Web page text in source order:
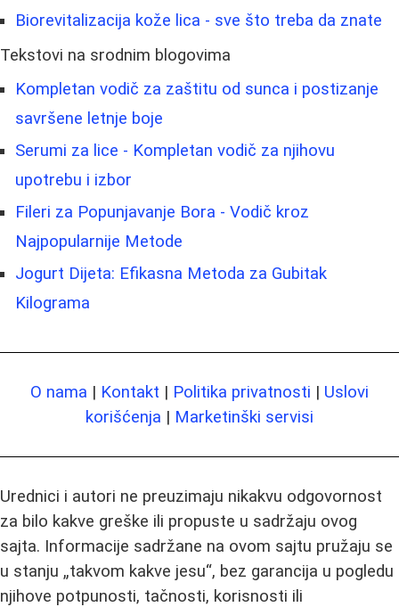
Biorevitalizacija kože lica - sve što treba da znate
Tekstovi na srodnim blogovima
Kompletan vodič za zaštitu od sunca i postizanje
savršene letnje boje
Serumi za lice - Kompletan vodič za njihovu
upotrebu i izbor
Fileri za Popunjavanje Bora - Vodič kroz
Najpopularnije Metode
Jogurt Dijeta: Efikasna Metoda za Gubitak
Kilograma
O nama | Kontakt | Politika privatnosti | Uslovi
korišćenja | Marketinški servisi
Urednici i autori ne preuzimaju nikakvu odgovornost
za bilo kakve greške ili propuste u sadržaju ovog
sajta. Informacije sadržane na ovom sajtu pružaju se
u stanju „takvom kakve jesu“, bez garancija u pogledu
njihove potpunosti, tačnosti, korisnosti ili